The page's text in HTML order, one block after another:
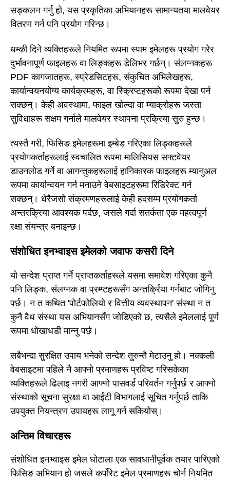
सङ्कलन गर्नु हो, यस प्रकृतिका अभियानहरू सामान्यतया मालवेयर
वितरण गर्न पनि प्रयोग गरिन्छ।
धम्की दिने व्यक्तिहरूले नियमित रूपमा स्पाम इमेलहरू प्रयोग गरेर
दुर्भावनापूर्ण फाइलहरू वा लिङ्कहरू डेलिभर गर्छन्। संलग्नकहरू
PDF कागजातहरू, स्प्रेडसिटहरू, संकुचित अभिलेखहरू,
कार्यान्वयनयोग्य कार्यक्रमहरू, वा स्क्रिप्टहरूको रूपमा देखा पर्न
सक्छन्। केही अवस्थामा, फाइल खोल्दा वा म्याक्रोहरू जस्ता
सुविधाहरू सक्षम गर्नाले मालवेयर स्थापना प्रक्रिया सुरु हुन्छ।
त्यस्तै गरी, फिसिङ इमेलहरूमा इम्बेड गरिएका लिङ्कहरूले
प्रयोगकर्ताहरूलाई स्वचालित रूपमा मालिसियस सफ्टवेयर
डाउनलोड गर्ने वा आगन्तुकहरूलाई हानिकारक फाइलहरू म्यानुअल
रूपमा कार्यान्वयन गर्न मनाउने वेबसाइटहरूमा रिडिरेक्ट गर्न
सक्छन्। धेरैजसो संक्रमणहरूलाई केही हदसम्म प्रयोगकर्ता
अन्तरक्रिया आवश्यक पर्दछ, जसले गर्दा सतर्कता एक महत्वपूर्ण
रक्षा संयन्त्र बनाइन्छ।
संशोधित इनभ्वाइस इमेलको जवाफ कसरी दिने
यो सन्देश प्राप्त गर्ने प्राप्तकर्ताहरूले यसमा समावेश गरिएका कुनै
पनि लिङ्क, संलग्नक वा प्रम्प्टहरूसँग अन्तर्क्रिया गर्नबाट जोगिनु
पर्छ। न त कथित 'पोर्टफोलियो र वित्तीय व्यवस्थापन' संस्था न त
कुनै वैध संस्था यस अभियानसँग जोडिएको छ, त्यसैले इमेललाई पूर्ण
रूपमा धोखाधडी मान्नु पर्छ।
सबैभन्दा सुरक्षित उपाय भनेको सन्देश तुरुन्तै मेटाउनु हो। नक्कली
वेबसाइटमा पहिले नै आफ्नो प्रमाणहरू प्रविष्ट गरिसकेका
व्यक्तिहरूले ढिलाइ नगरी आफ्नो पासवर्ड परिवर्तन गर्नुपर्छ र आफ्नो
संस्थाको सूचना सुरक्षा वा आईटी विभागलाई सूचित गर्नुपर्छ ताकि
उपयुक्त नियन्त्रण उपायहरू लागू गर्न सकियोस्।
अन्तिम विचारहरू
संशोधित इनभ्वाइस इमेल घोटाला एक सावधानीपूर्वक तयार पारिएको
फिसिङ अभियान हो जसले कर्पोरेट इमेल प्रमाणहरू चोर्न नियमित